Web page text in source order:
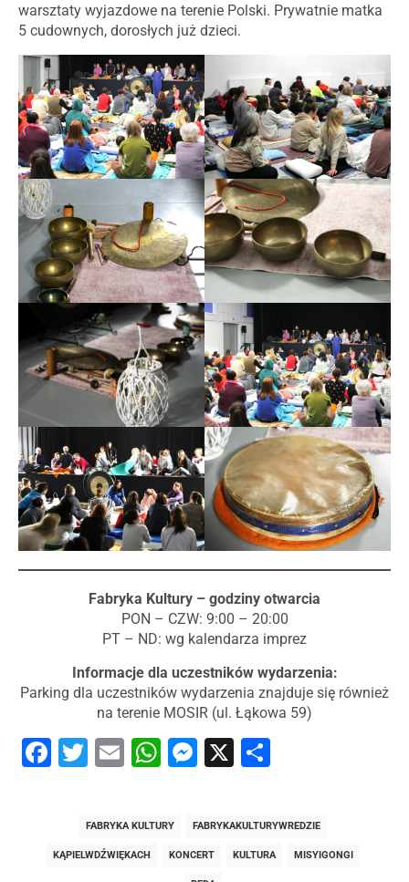
warsztaty wyjazdowe na terenie Polski. Prywatnie matka
5 cudownych, dorosłych już dzieci.
Fabryka Kultury – godziny otwarcia
PON – CZW: 9:00 – 20:00
PT – ND: wg kalendarza imprez
Informacje dla uczestników wydarzenia:
Parking dla uczestników wydarzenia znajduje się również
na terenie MOSIR (ul. Łąkowa 59)
Facebook
Twitter
EmailWhatsApp
Messenger
X
FABRYKA KULTURY FABRYKAKULTURYWREDZIE
KĄPIELWDŹWIĘKACH KONCERT KULTURA MISYIGONGI